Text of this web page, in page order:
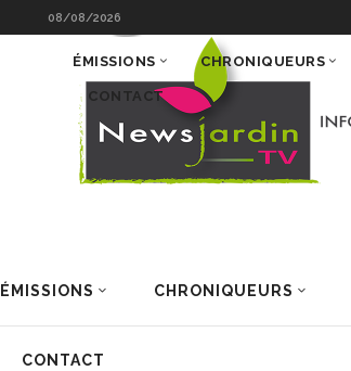
08/08/2026
ÉMISSIONS CHRONIQUEURS
CONTACT
ÉMISSIONS CHRONIQUEURS
CONTACT